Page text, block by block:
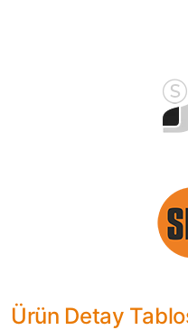
Ürün Detay